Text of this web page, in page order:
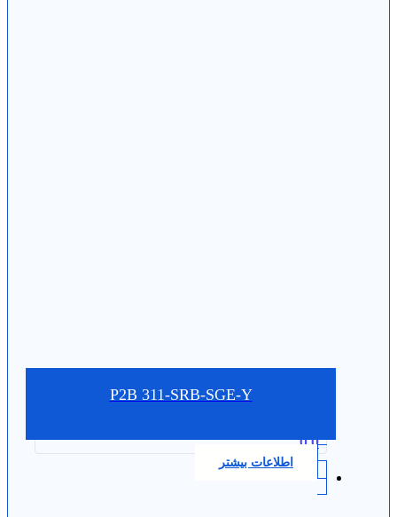
P2B 311-SRB-SGE-Y
0.0
اطلاعات بیشتر